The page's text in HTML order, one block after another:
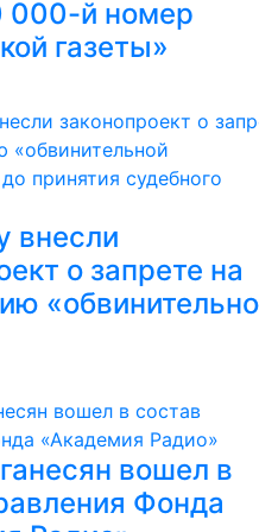
000-й номер
газеты»
внесли
о запрете на
вошел в
Фонда